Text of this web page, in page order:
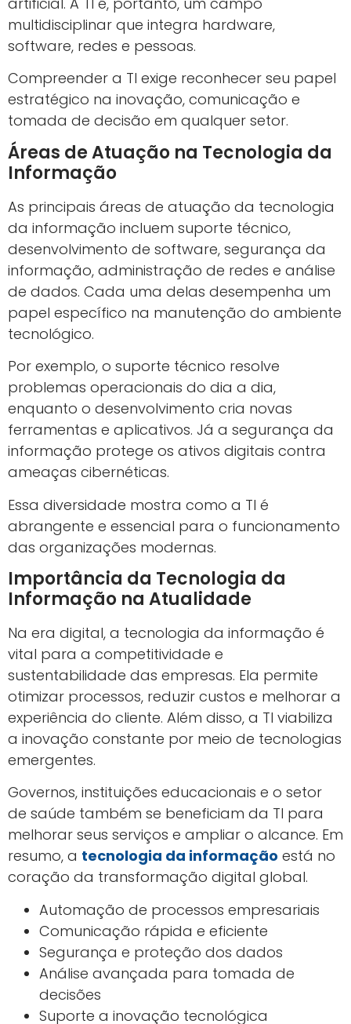
multidisciplinar que integra hardware,
software, redes e pessoas.
Compreender a TI exige reconhecer seu papel
estratégico na inovação, comunicação e
tomada de decisão em qualquer setor.
Áreas de Atuação na Tecnologia da
Informação
As principais áreas de atuação da tecnologia
da informação incluem suporte técnico,
desenvolvimento de software, segurança da
informação, administração de redes e análise
de dados. Cada uma delas desempenha um
papel específico na manutenção do ambiente
tecnológico.
Por exemplo, o suporte técnico resolve
problemas operacionais do dia a dia,
enquanto o desenvolvimento cria novas
ferramentas e aplicativos. Já a segurança da
informação protege os ativos digitais contra
ameaças cibernéticas.
Essa diversidade mostra como a TI é
abrangente e essencial para o funcionamento
das organizações modernas.
Importância da Tecnologia da
Informação na Atualidade
Na era digital, a tecnologia da informação é
vital para a competitividade e
sustentabilidade das empresas. Ela permite
otimizar processos, reduzir custos e melhorar a
experiência do cliente. Além disso, a TI viabiliza
a inovação constante por meio de tecnologias
emergentes.
Governos, instituições educacionais e o setor
de saúde também se beneficiam da TI para
melhorar seus serviços e ampliar o alcance. Em
resumo, a tecnologia da informação está no
coração da transformação digital global.
Automação de processos empresariais
Comunicação rápida e eficiente
Segurança e proteção dos dados
Análise avançada para tomada de
decisões
Suporte a inovação tecnológica